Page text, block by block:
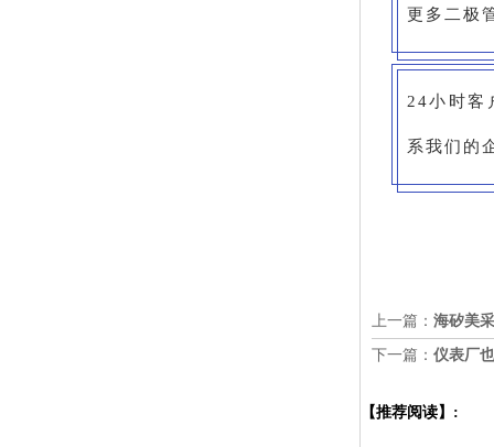
更多二极
24小时客
系我们的
上一篇： 海矽美
下一篇： 仪表厂
【推荐阅读】: